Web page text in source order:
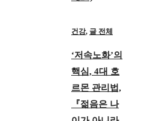
건강, 글 전체
‘저속노화’의
핵심, 4대 호
르몬 관리법,
『젊음은 나